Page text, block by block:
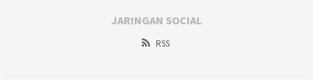
JARINGAN SOCIAL
RSS